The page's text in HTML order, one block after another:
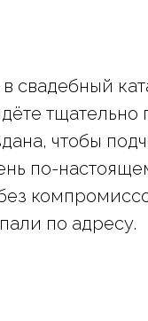
свадебный
чтобы
по-
по адресу.